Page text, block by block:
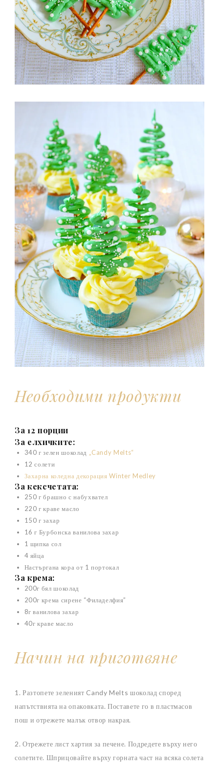
Необходими продукти
За 12 порции
За елхичките:
340 г зелен шоколад „Candy Melts“
12 солети
Захарна коледна декорация Winter Medley
За кексчетата:
250 г брашно с набухвател
220 г краве масло
150 г захар
16 г Бурбонска ванилова захар
1 щипка сол
4 яйца
Настъргана кора от 1 портокал
За крема:
200г бял шоколад
200г крема сирене “Филаделфия”
8г ванилова захар
40г краве масло
Начин на приготвяне
1. Разтопете зеленият Candy Melts шоколад според
напътствията на опаковката. Поставете го в пластмасов
пош и отрежете малък отвор накрая.
2. Отрежете лист хартия за печене. Подредете върху него
солетите. Шприцовайте върху горната част на всяка солета